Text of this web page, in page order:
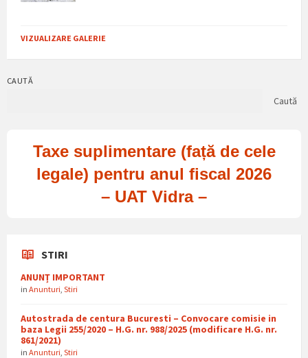
VIZUALIZARE GALERIE
CAUTĂ
Caută
Taxe suplimentare (față de cele
legale) pentru anul fiscal 2026
– UAT Vidra –
STIRI
ANUNȚ IMPORTANT
in Anunturi Stiri
Autostrada de centura Bucuresti – Convocare comisie in
baza Legii 255/2020 – H.G. nr. 988/2025 (modificare H.G. nr.
861/2021)
in Anunturi Stiri